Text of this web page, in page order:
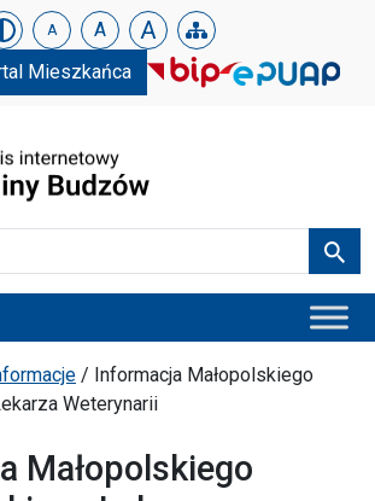
w Budzowie
A A A
Mieszkańca
/ Informacja Małopolskiego
Weterynarii
Małopolskiego